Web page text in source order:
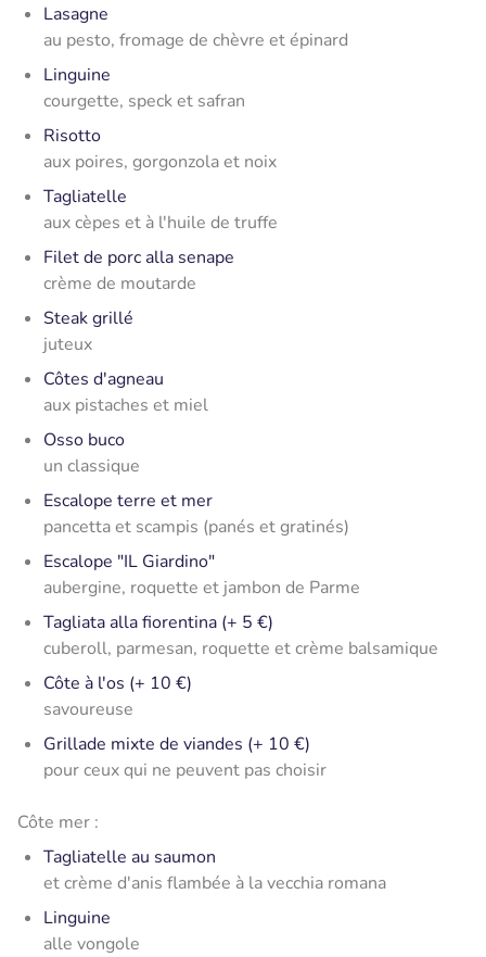
Lasagne
au pesto, fromage de chèvre et épinard
Linguine
courgette, speck et safran
Risotto
aux poires, gorgonzola et noix
Tagliatelle
aux cèpes et à l'huile de truffe
Filet de porc alla senape
crème de moutarde
Steak grillé
juteux
Côtes d'agneau
aux pistaches et miel
Osso buco
un classique
Escalope terre et mer
pancetta et scampis (panés et gratinés)
Escalope "IL Giardino"
aubergine, roquette et jambon de Parme
Tagliata alla fiorentina (+ 5 €)
cuberoll, parmesan, roquette et crème balsamique
Côte à l'os (+ 10 €)
savoureuse
Grillade mixte de viandes (+ 10 €)
pour ceux qui ne peuvent pas choisir
Côte mer :
Tagliatelle au saumon
et crème d'anis flambée à la vecchia romana
Linguine
alle vongole